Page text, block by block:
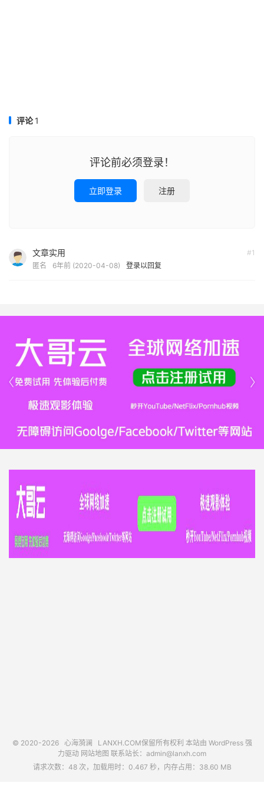
评论1
评论前必须登录！
立即登录 注册
#1
文章实用
匿名 6年前 (2020-04-08) 登录以回复


© 2020-2026 心海漪澜 LANXH.COM保留所有权利 本站由 WordPress 强
力驱动 网站地图 联系站长： admin@lanxh.com
请求次数：48 次，加载用时：0.467 秒，内存占用：38.60 MB